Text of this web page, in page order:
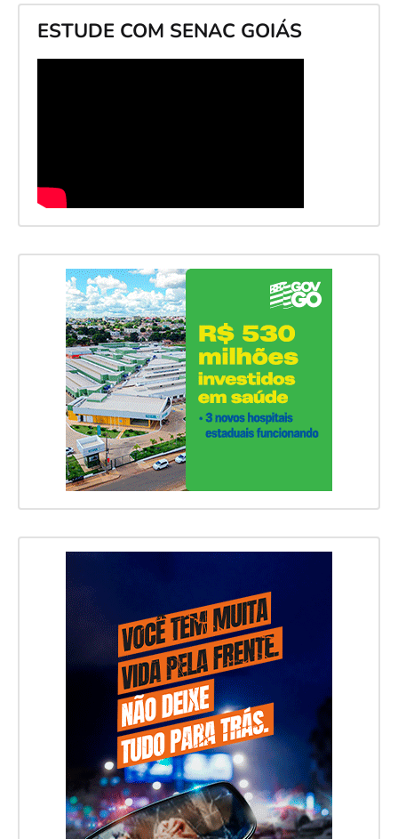
ESTUDE COM SENAC GOIÁS